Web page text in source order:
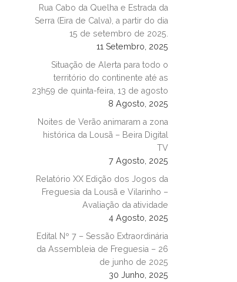
Rua Cabo da Quelha e Estrada da
Serra (Eira de Calva), a partir do dia
15 de setembro de 2025.
11 Setembro, 2025
Situação de Alerta para todo o
território do continente até as
23h59 de quinta-feira, 13 de agosto
8 Agosto, 2025
Noites de Verão animaram a zona
histórica da Lousã – Beira Digital
TV
7 Agosto, 2025
Relatório XX Edição dos Jogos da
Freguesia da Lousã e Vilarinho –
Avaliação da atividade
4 Agosto, 2025
Edital Nº 7 – Sessão Extraordinária
da Assembleia de Freguesia – 26
de junho de 2025
30 Junho, 2025